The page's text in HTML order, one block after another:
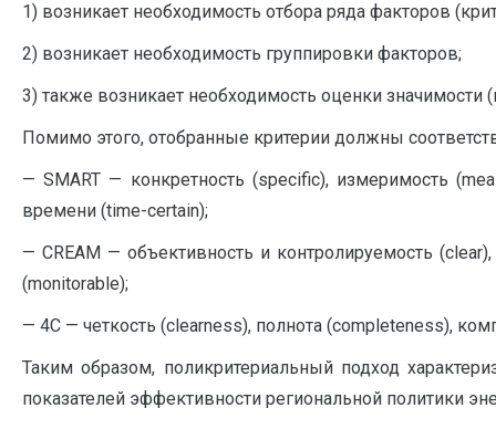
1) возникает необходимость отбора ряда факторов
2) возникает необходимость группировки факторов;
3) также возникает необходимость оценки
Помимо этого, отобранные критерии должны
— SMART — конкретность (specific), измеримость
времени (time-certain);
— CREAM — объективность и контролируемость
(monitorable);
— 4C — четкость (clearness), полнота (completeness),
Таким образом, поликритериальный подход
показателей эффективности региональной политики